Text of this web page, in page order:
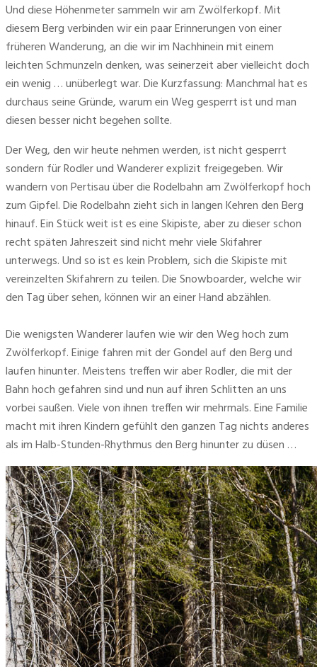
Und diese Höhenmeter sammeln wir am Zwölferkopf. Mit
diesem Berg verbinden wir ein paar Erinnerungen von einer
früheren Wanderung, an die wir im Nachhinein mit einem
leichten Schmunzeln denken, was seinerzeit aber vielleicht doch
ein wenig … unüberlegt war. Die Kurzfassung: Manchmal hat es
durchaus seine Gründe, warum ein Weg gesperrt ist und man
diesen besser nicht begehen sollte.
Der Weg, den wir heute nehmen werden, ist nicht gesperrt
sondern für Rodler und Wanderer explizit freigegeben. Wir
wandern von Pertisau über die Rodelbahn am Zwölferkopf hoch
zum Gipfel. Die Rodelbahn zieht sich in langen Kehren den Berg
hinauf. Ein Stück weit ist es eine Skipiste, aber zu dieser schon
recht späten Jahreszeit sind nicht mehr viele Skifahrer
unterwegs. Und so ist es kein Problem, sich die Skipiste mit
vereinzelten Skifahrern zu teilen. Die Snowboarder, welche wir
den Tag über sehen, können wir an einer Hand abzählen.
Die wenigsten Wanderer laufen wie wir den Weg hoch zum
Zwölferkopf. Einige fahren mit der Gondel auf den Berg und
laufen hinunter. Meistens treffen wir aber Rodler, die mit der
Bahn hoch gefahren sind und nun auf ihren Schlitten an uns
vorbei saußen. Viele von ihnen treffen wir mehrmals. Eine Familie
macht mit ihren Kindern gefühlt den ganzen Tag nichts anderes
als im Halb-Stunden-Rhythmus den Berg hinunter zu düsen …